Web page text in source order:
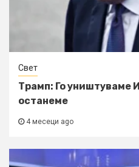
Свет
Трамп: Го уништуваме
останеме
4 месеци ago